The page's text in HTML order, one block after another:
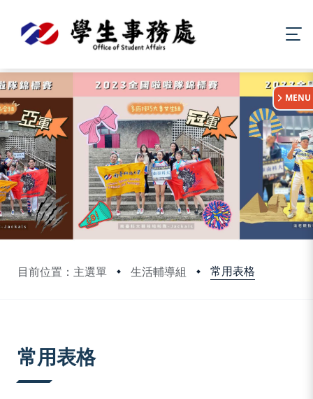
目前位置：主選單 生活輔導組 常用表格
MENU
常用表格